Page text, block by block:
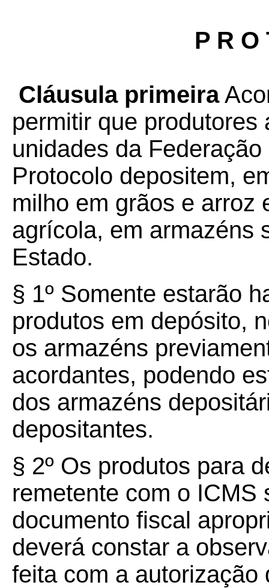
P R O
Cláusula primeira
permitir que
unidades da
Protocolo depositem,
milho em grãos e arroz
agrícola, em armazéns
Estado.
§ 1º Somente estarão
produtos em depósito,
os armazéns
acordantes, podendo
dos armazéns
depositantes.
§ 2º Os produtos para
remetente com o ICMS
documento fiscal
deverá constar a
feita com a autorização